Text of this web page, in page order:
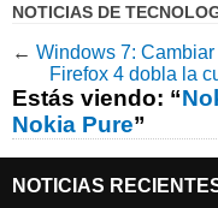
NOTICIAS DE
← Windows 7:
Firefox 4 dobla la
Estás viendo: “
Nokia Pure”
NOTICIAS